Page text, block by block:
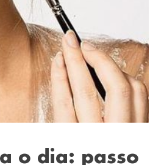
o dia: passo